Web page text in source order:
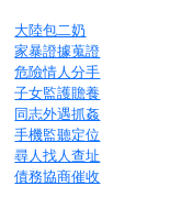
大陸包二奶
家暴證據蒐證
危險情人分手
子女監護贍養
同志外遇抓姦
手機監聽定位
尋人找人查址
債務協商催收